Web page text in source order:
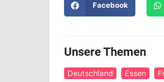
Facebook
Unsere Themen
Deutschland Essen